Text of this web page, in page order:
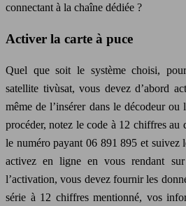
connectant à la chaîne dédiée ?
Activer la carte à puce
Quel que soit le système choisi,
satellite tivùsat, vous devez d’abord
même de l’insérer dans le décodeur
procéder, notez le code à 12 chiffres au
le numéro payant 06 891 895 et suivez
activez en ligne en vous rendant
l’activation, vous devez fournir les
série à 12 chiffres mentionné, vos